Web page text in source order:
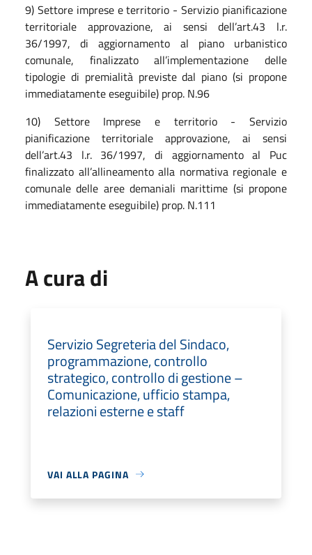
9) Settore imprese e territorio - Servizio pianificazione
territoriale approvazione, ai sensi dell’art.43 l.r.
36/1997, di aggiornamento al piano urbanistico
comunale, finalizzato all’implementazione delle
tipologie di premialità previste dal piano (si propone
immediatamente eseguibile) prop. N.96
10) Settore Imprese e territorio - Servizio
pianificazione territoriale approvazione, ai sensi
dell’art.43 l.r. 36/1997, di aggiornamento al Puc
finalizzato all’allineamento alla normativa regionale e
comunale delle aree demaniali marittime (si propone
immediatamente eseguibile) prop. N.111
A cura di
Servizio Segreteria del Sindaco,
programmazione, controllo
strategico, controllo di gestione –
Comunicazione, ufficio stampa,
relazioni esterne e staff
VAI ALLA PAGINA